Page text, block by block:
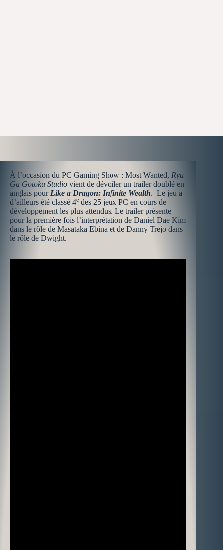
À l’occasion du PC Gaming Show : Most Wanted, Ryu
Ga Gotoku Studio vient de dévoiler un trailer doublé en
anglais pour Like a Dragon: Infinite Wealth. Le jeu a
d’ailleurs été classé 4e des 25 jeux PC en cours de
développement les plus attendus. Le trailer présente
pour la première fois l’interprétation de Daniel Dae Kim
dans le rôle de Masataka Ebina et de Danny Trejo dans
le rôle de Dwight.